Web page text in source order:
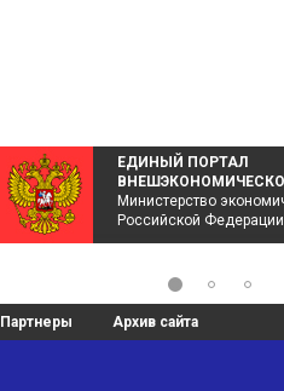
ЕДИНЫЙ ПОРТАЛ
Министерство
Российской Федерации
Партнеры Архив сайта